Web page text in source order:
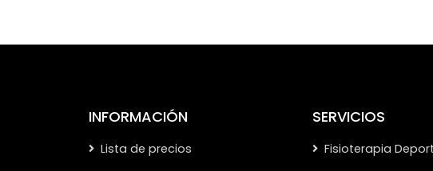
INFORMACIÓN
Lista de precios
SERVICIOS
Fisioterapia